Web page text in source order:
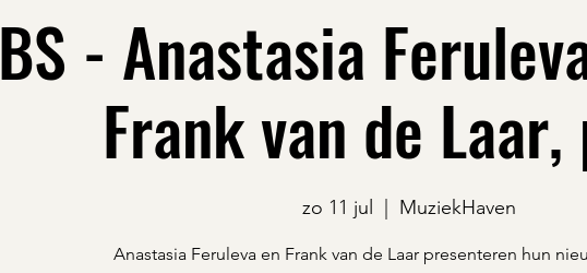
BS - Anastasia
Frank van de
zo 11 jul MuziekHaven
Anastasia Feruleva en Frank van de Laar presenteren hun